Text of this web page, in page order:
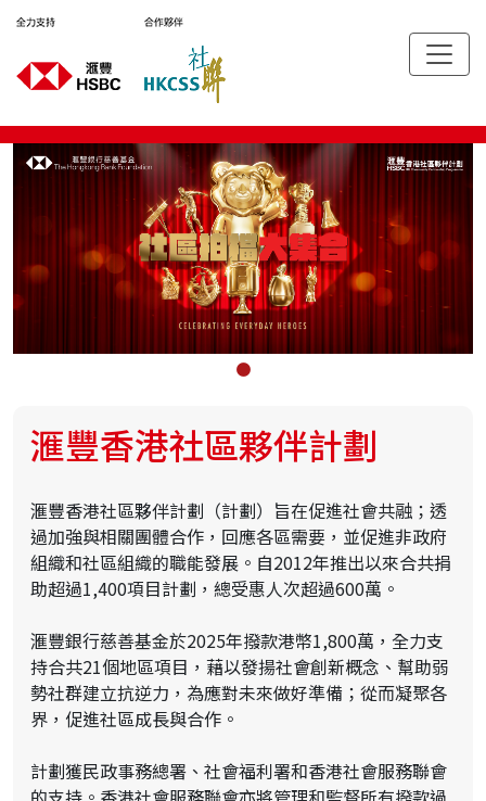
滙豐香港社區夥伴計劃
滙豐香港社區夥伴計劃（計劃）旨在促進社會共融；透
過加強與相關團體合作，回應各區需要，並促進非政府
組織和社區組織的職能發展。自2012年推出以來合共捐
助超過1,400項目計劃，總受惠人次超過600萬。
滙豐銀行慈善基金於2025年撥款港幣1,800萬，全力支
持合共21個地區項目，藉以發揚社會創新概念、幫助弱
勢社群建立抗逆力，為應對未來做好準備；從而凝聚各
界，促進社區成長與合作。
計劃獲民政事務總署、社會福利署和香港社會服務聯會